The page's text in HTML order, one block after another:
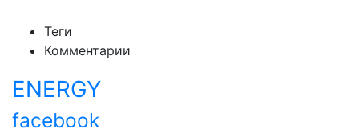
Теги
Комментарии
ENERGY
facebook